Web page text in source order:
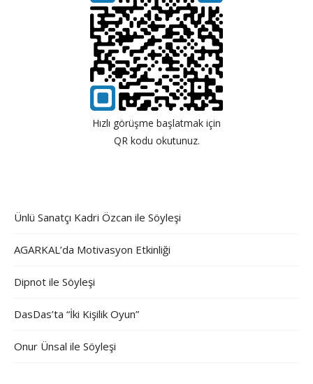
Hızlı görüşme başlatmak için
QR kodu okutunuz.
Ünlü Sanatçı Kadri Özcan ile Söyleşi
AGARKAL’da Motivasyon Etkinliği
Dipnot ile Söyleşi
DasDas’ta “İki Kişilik Oyun”
Onur Ünsal ile Söyleşi